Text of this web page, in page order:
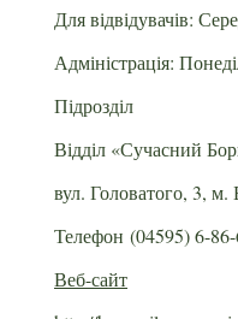
Для відвідувачів:
Адміністрація:
Підрозділ
Відділ «Сучасний
вул. Головатого, 3, м.
Телефон (04595) 6-
Веб-сайт